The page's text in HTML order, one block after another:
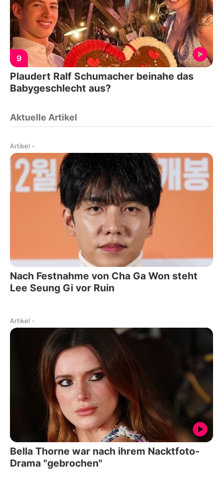
9
Plaudert Ralf Schumacher beinahe das
Babygeschlecht aus?
Aktuelle Artikel
Artikel -
Nach Festnahme von Cha Ga Won steht
Lee Seung Gi vor Ruin
Artikel -
Bella Thorne war nach ihrem Nacktfoto-
Drama "gebrochen"